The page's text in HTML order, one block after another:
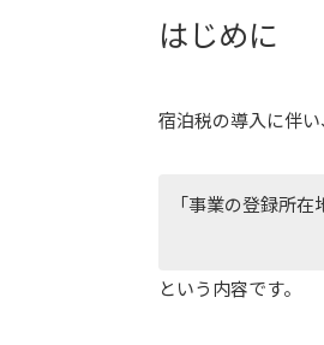
はじめに
宿泊税の導入に伴
「事業の登録所
という内容です。